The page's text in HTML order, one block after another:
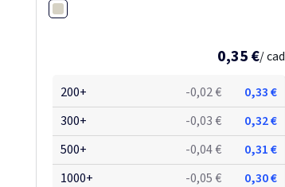
Bianco
0,35 €/ cad
200+ -0,02 €
0,33 €
300+
-0,03 €
0,32 €
500+
-0,04 €
0,31 €
1000+
-0,05 €
0,30 €